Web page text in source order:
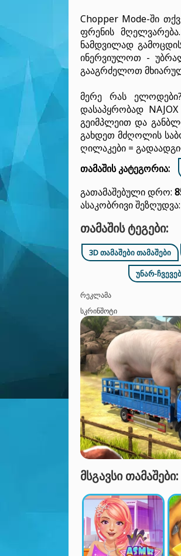
Chopper Mode-ში
ფრენის
ნამდვილად
ინერვიულოთ -
გააგრძელოთ
მერე რას
დასაპყრობად
გეიმპლეით და
გახდეთ მძღოლის
ღილაკები =
თამაშის კატეგორია:
Გათამაშებული Დრო:
Ასაკობრივი Შეზღუდვა:
ᲗᲐᲛᲐᲨᲘᲡ ᲢᲔᲒᲔᲑᲘ:
3D ᲗᲐᲛᲐᲨᲔᲑᲘ ᲗᲐᲛᲐᲨᲔᲑᲘ
ᲣᲜᲐᲠ-
ᲠᲔᲙᲚᲐᲛᲐ
ᲡᲙᲠᲘᲜᲨᲝᲢᲘ
ᲛᲡᲒᲐᲕᲡᲘ ᲗᲐᲛᲐᲨᲔᲑᲘ: